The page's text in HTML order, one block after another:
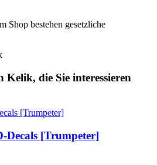
Shop bestehen gesetzliche
Kelik, die Sie interessieren
[Trumpeter]